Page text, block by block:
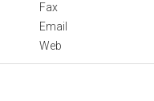
Fax
Email
Web